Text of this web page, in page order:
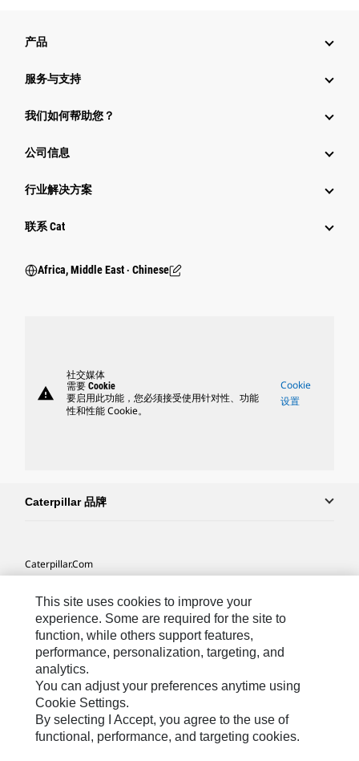
产品
服务与支持
我们如何帮助您？
公司信息
行业解决方案
行业
联系 Cat
Africa, Middle East ‧ Chinese
warning
社交媒体
需要 Cookie
要启用此功能，您必须接受使用针对性、功能
性和性能 Cookie。
Cookie
设置
Caterpillar 品牌
Caterpillar.com
我的营销首选项
站点地图
Cookie Settings
法律
隐私
This site uses cookies to improve your
experience. Some are required for the site to
function, while others support features,
performance, personalization, targeting, and
analytics.
You can adjust your preferences anytime using
Cookie Settings.
By selecting I Accept, you agree to the use of
functional, performance, and targeting cookies.